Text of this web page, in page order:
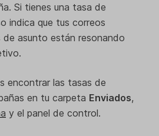
Si tienes una tasa de
indica que tus correos
asunto están resonando
encontrar las tasas de
en tu carpeta Enviados,
y el panel de control.